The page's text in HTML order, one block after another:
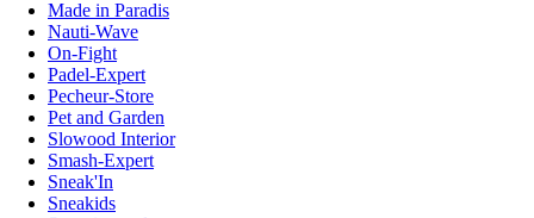
Made in Paradis
Nauti-Wave
On-Fight
Padel-Expert
Pecheur-Store
Pet and Garden
Slowood Interior
Smash-Expert
Sneak'In
Sneakids